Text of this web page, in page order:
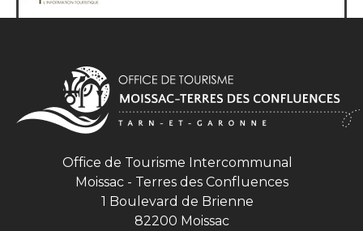
Office de Tourisme Intercommunal
Moissac - Terres des Confluences
1 Boulevard de Brienne
82200 Moissac